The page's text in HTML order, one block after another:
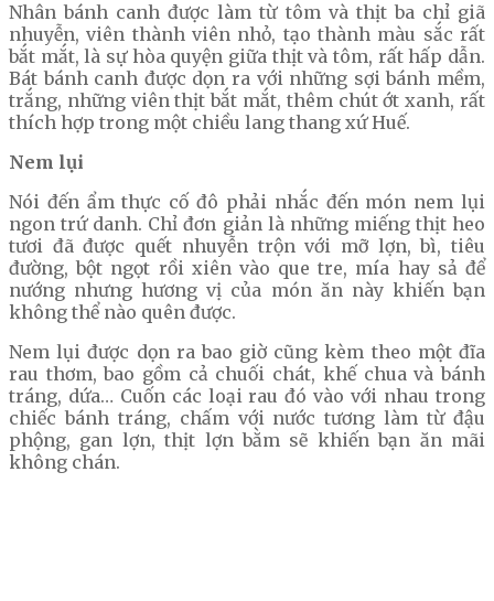
Nhân bánh canh được làm từ tôm và thịt ba chỉ giã
nhuyễn, viên thành viên nhỏ, tạo thành màu sắc rất
bắt mắt, là sự hòa quyện giữa thịt và tôm, rất hấp dẫn.
Bát bánh canh được dọn ra với những sợi bánh mềm,
trắng, những viên thịt bắt mắt, thêm chút ớt xanh, rất
thích hợp trong một chiều lang thang xứ Huế.
Nem lụi
Nói đến ẩm thực cố đô phải nhắc đến món nem lụi
ngon trứ danh. Chỉ đơn giản là những miếng thịt heo
tươi đã được quết nhuyễn trộn với mỡ lợn, bì, tiêu
đường, bột ngọt rồi xiên vào que tre, mía hay sả để
nướng nhưng hương vị của món ăn này khiến bạn
không thể nào quên được.
Nem lụi được dọn ra bao giờ cũng kèm theo một đĩa
rau thơm, bao gồm cả chuối chát, khế chua và bánh
tráng, dứa… Cuốn các loại rau đó vào với nhau trong
chiếc bánh tráng, chấm với nước tương làm từ đậu
phộng, gan lợn, thịt lợn bằm sẽ khiến bạn ăn mãi
không chán.